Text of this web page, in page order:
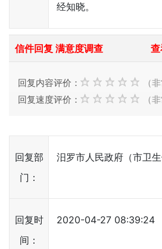
经知晓。
信件回复 满意度调查
回复内容评价：
（
回复速度评价：
（
回复部
门：
汨罗市人民政府（市卫生
回复时
间：
2020-04-27 08:39:24